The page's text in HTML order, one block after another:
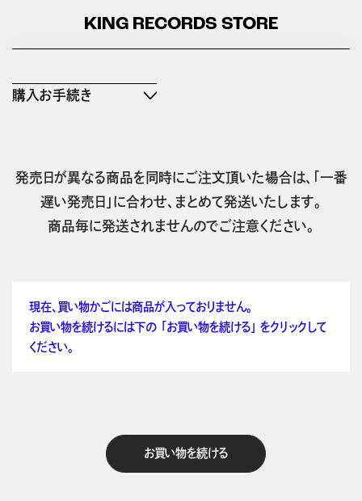
KING RECORDS STORE
購入お手続き
発売日が異なる商品を同時にご注文頂いた場合は、「一番
遅い発売日」に合わせ、まとめて発送いたします。
商品毎に発送されませんのでご注意ください。
現在、買い物かごには商品が入っておりません。
お買い物を続けるには下の 「お買い物を続ける」 をクリックして
ください。
お買い物を続ける